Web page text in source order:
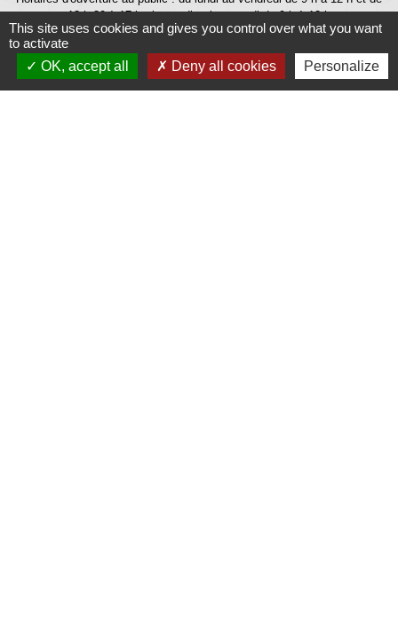
13 h 30 à 17 h - le mardi et le samedi de 9 h à 12 h
This site uses cookies and gives you control over what you want
to activate
OK, accept all
Deny all cookies Personalize